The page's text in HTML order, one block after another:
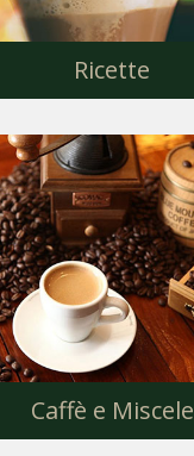
Ricette
Caffè e Miscele